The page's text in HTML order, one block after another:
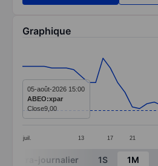
Graphique
Line chart with 30 data points.
The chart has 1 X axis
The chart has 1 Y axis
juil. 13 17 21
05-août-2026 15:00
ABEO:xpar
Close9,00
End of interactive chart.
Intra-journalier 1S 1M